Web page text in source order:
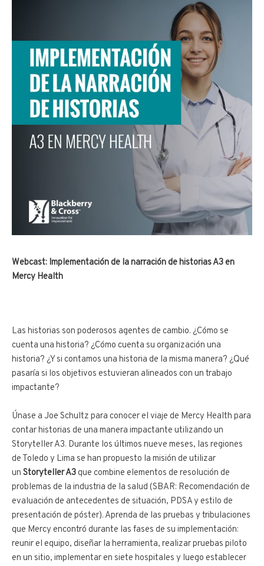
Webcast: Implementación de la narración de historias A3 en
Mercy Health
Las historias son poderosos agentes de cambio. ¿Cómo se
cuenta una historia? ¿Cómo cuenta su organización una
historia? ¿Y si contamos una historia de la misma manera? ¿Qué
pasaría si los objetivos estuvieran alineados con un trabajo
impactante?
Únase a Joe Schultz para conocer el viaje de Mercy Health para
contar historias de una manera impactante utilizando un
Storyteller A3. Durante los últimos nueve meses, las regiones
de Toledo y Lima se han propuesto la misión de utilizar
un Storyteller A3 que combine elementos de resolución de
problemas de la industria de la salud (SBAR: Recomendación de
evaluación de antecedentes de situación, PDSA y estilo de
presentación de póster). Aprenda de las pruebas y tribulaciones
que Mercy encontró durante las fases de su implementación:
reunir el equipo, diseñar la herramienta, realizar pruebas piloto
en un sitio, implementar en siete hospitales y luego establecer